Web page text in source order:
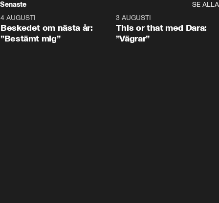
Senaste
SE ALLA
4 AUGUSTI
Beskedet om nästa år:
”Bestämt mig”
3 AUGUSTI
This or that med Dara:
”Vägrar”